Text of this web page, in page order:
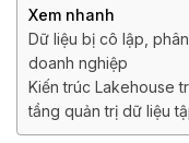
Xem nhanh
Dữ liệu bị cô lập,
doanh nghiệp
Kiến trúc Lakehouse
tầng quản trị dữ liệu